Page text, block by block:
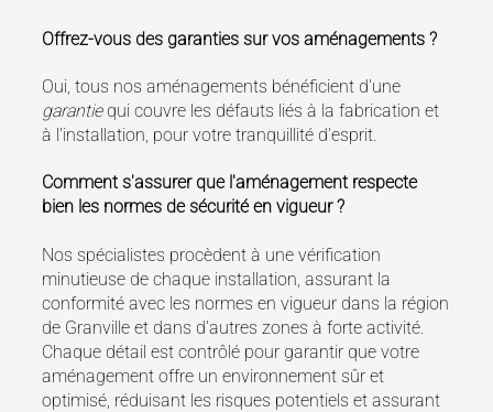
Offrez-vous des garanties sur vos aménagements ?
Oui, tous nos aménagements bénéficient d'une
garantiequi couvre les défauts liés à la fabrication et
à l'installation, pour votre tranquillité d'esprit.
Comment s'assurer que l'aménagement respecte
bien les normes de sécurité en vigueur ?
Nos spécialistes procèdent à une vérification
minutieuse de chaque installation, assurant la
conformité avec les normes en vigueur dans la région
de Granville et dans d'autres zones à forte activité.
Chaque détail est contrôlé pour garantir que votre
aménagement offre un environnement sûr et
optimisé, réduisant les risques potentiels et assurant